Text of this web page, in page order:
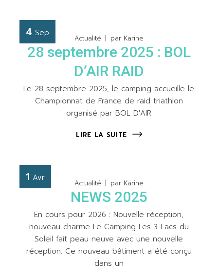
4 Sep
Actualité par Karine
28 septembre 2025 : BOL
D’AIR RAID
Le 28 septembre 2025, le camping accueille le
Championnat de France de raid triathlon
organisé par BOL D'AIR
LIRE LA SUITE
1 Avr
Actualité par Karine
NEWS 2025
En cours pour 2026 : Nouvelle réception,
nouveau charme Le Camping Les 3 Lacs du
Soleil fait peau neuve avec une nouvelle
réception. Ce nouveau bâtiment a été conçu
dans un